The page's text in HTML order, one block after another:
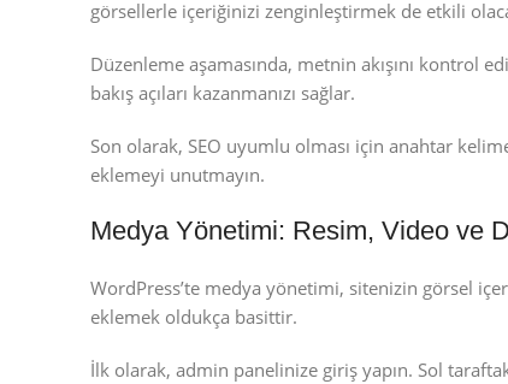
görsellerle içeriğinizi zenginleştirmek de etkili
Düzenleme aşamasında, metnin akışını kontrol
bakış açıları kazanmanızı sağlar.
Son olarak, SEO uyumlu olması için anahtar
eklemeyi unutmayın.
Medya Yönetimi: Resim, Video ve
WordPress’te medya yönetimi, sitenizin görsel
eklemek oldukça basittir.
İlk olarak, admin panelinize giriş yapın. Sol